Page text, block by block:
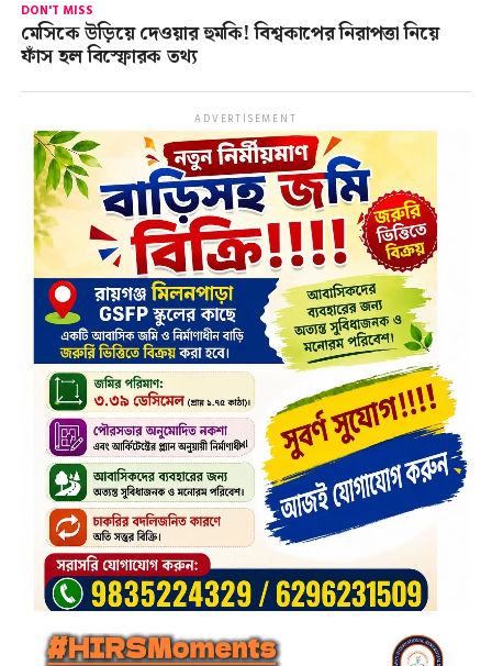
DON'T MISS
মেসিকে উড়িয়ে দেওয়ার হুমকি! বিশ্বকাপের নিরাপত্তা নিয়ে
ফাঁস হল বিস্ফোরক তথ্য
ADVERTISEMENT